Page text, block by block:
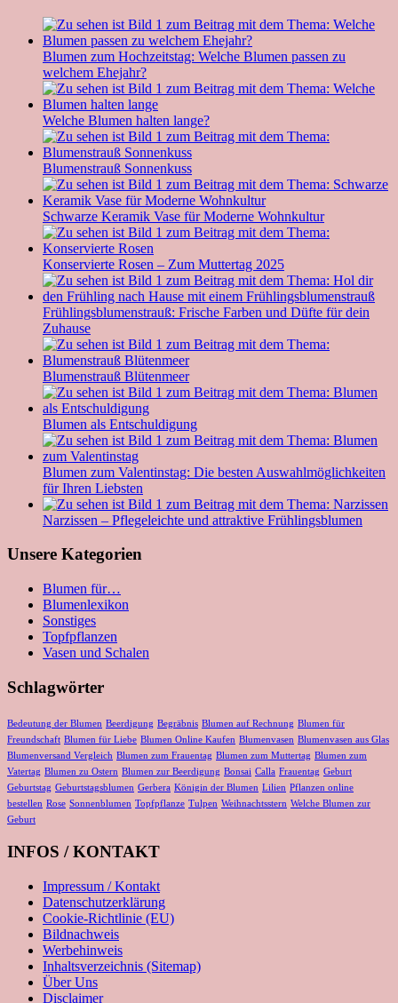
Blumen zum Hochzeitstag: Welche Blumen passen zu
welchem Ehejahr?
Welche Blumen halten lange?
Blumenstrauß Sonnenkuss
Schwarze Keramik Vase für Moderne Wohnkultur
Konservierte Rosen – Zum Muttertag 2025
Frühlingsblumenstrauß: Frische Farben und Düfte für dein
Zuhause
Blumenstrauß Blütenmeer
Blumen als Entschuldigung
Blumen zum Valentinstag: Die besten Auswahlmöglichkeiten
für Ihren Liebsten
Narzissen – Pflegeleichte und attraktive Frühlingsblumen
Unsere Kategorien
Blumen für…
Blumenlexikon
Sonstiges
Topfpflanzen
Vasen und Schalen
Schlagwörter
Bedeutung der Blumen Beerdigung Begräbnis Blumen auf Rechnung Blumen für
Freundschaft Blumen für Liebe Blumen Online Kaufen Blumenvasen Blumenvasen aus Glas
Blumenversand Vergleich Blumen zum Frauentag Blumen zum Muttertag Blumen zum
Vatertag Blumen zu Ostern Blumen zur Beerdigung Bonsai Calla Frauentag Geburt
Geburtstag Geburtstagsblumen Gerbera Königin der Blumen Lilien Pflanzen online
bestellen Rose Sonnenblumen Topfpflanze Tulpen Weihnachtsstern Welche Blumen zur
Geburt
INFOS / KONTAKT
Impressum / Kontakt
Datenschutzerklärung
Cookie-Richtlinie (EU)
Bildnachweis
Werbehinweis
Inhaltsverzeichnis (Sitemap)
Über Uns
Disclaimer